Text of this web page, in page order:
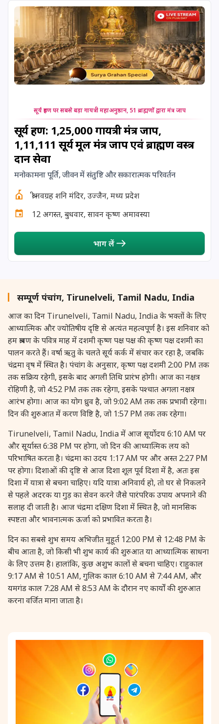
19 August, 2026 Tulsidas Jayanti
20 August, 2026 Masik Durgashtami
24 August, 2026 Damodara Dwadashi
24 August, 2026 Shravana Putrada Ekadashi
25 August, 2026 Mangala Gauri Vrat
25 August, 2026 Pradosh Vrat
26 August, 2026
27 August, 2026 Shravana Purnima Vrat
28 August, 2026 Anvadhan
28 August, 2026 Chandra Grahan *Anshika
28 August, 2026 Gayatri Jayanti
28 August, 2026 Narali Purnima
28 August, 2026 Rakhi
28 August, 2026 Raksha Bandhan
28 August, 2026 Sanskrit Diwas
28 August, 2026 Shravana Purnima
28 August, 2026 Varalakshmi Vrat
28 August, 2026 Yajurveda Upakarma
29 August, 2026
Bahula Chaturthi
Heramba Sankashti Chaturthi
सूर्य ग्रहण पर सबसे बड़ा गायत्री महाअनुष्ठान, 51 ब्राह्मणों द्वारा मंत्र जाप
सूर्य ग्रहण: 1,25,000 गायत्री मंत्र जाप,
1,11,111 सूर्य मूल मंत्र जाप एवं ब्राह्मण वस्त्र
दान सेवा
मनोकामना पूर्ति, जीवन में संतुष्टि और सकारात्मक परिवर्तन
श्री नवग्रह शनि मंदिर, उज्जैन, मध्य प्रदेश
12 अगस्त, बुधवार, सावन कृष्ण अमावस्या
भाग लें
सम्पूर्ण पंचांग, Tirunelveli, Tamil Nadu, India
आज का दिन Tirunelveli, Tamil Nadu, India के भक्तों के लिए
आध्यात्मिक और ज्योतिषीय दृष्टि से अत्यंत महत्वपूर्ण है। इस शनिवार को
हम श्रावण के पवित्र माह में दशमी कृष्ण पक्ष पक्ष की कृष्ण पक्ष दशमी का
पालन करते हैं। वर्षा ऋतु के चलते सूर्य कर्क में संचार कर रहा है, जबकि
चंद्रमा वृष में स्थित है। पंचांग के अनुसार, कृष्ण पक्ष दशमी 2:00 PM तक
तक सक्रिय रहेगी, इसके बाद अगली तिथि प्रारंभ होगी। आज का नक्षत्र
रोहिणी है, जो 4:52 PM तक तक रहेगा, इसके पश्चात अगला नक्षत्र
आरंभ होगा। आज का योग ध्रुव है, जो 9:02 AM तक तक प्रभावी रहेगा।
दिन की शुरुआत में करण विष्टि है, जो 1:57 PM तक तक रहेगा।
Tirunelveli, Tamil Nadu, India में आज सूर्योदय 6:10 AM पर
और सूर्यास्त 6:38 PM पर होगा, जो दिन की आध्यात्मिक लय को
परिभाषित करता है। चंद्रमा का उदय 1:17 AM पर और अस्त 2:27 PM
पर होगा। दिशाओं की दृष्टि से आज दिशा शूल पूर्व दिशा में है, अतः इस
दिशा में यात्रा से बचना चाहिए। यदि यात्रा अनिवार्य हो, तो घर से निकलने
से पहले अदरक या गुड़ का सेवन करने जैसे पारंपरिक उपाय अपनाने की
सलाह दी जाती है। आज चंद्रमा दक्षिण दिशा में स्थित है, जो मानसिक
स्पष्टता और भावनात्मक ऊर्जा को प्रभावित करता है।
दिन का सबसे शुभ समय अभिजीत मुहूर्त 12:00 PM से 12:48 PM के
बीच आता है, जो किसी भी शुभ कार्य की शुरुआत या आध्यात्मिक साधना
के लिए उत्तम है। हालांकि, कुछ अशुभ कालों से बचना चाहिए। राहुकाल
9:17 AM से 10:51 AM, गुलिक काल 6:10 AM से 7:44 AM, और
यमगंड काल 7:28 AM से 8:53 AM के दौरान नए कार्यों की शुरुआत
करना वर्जित माना जाता है।